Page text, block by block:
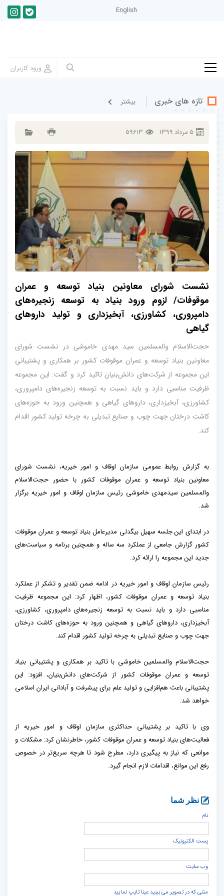
English
تازه های خبری بيشتر
5 مرداد 1399
59613
نشست شورای معاونین بنیاد توسعه و عمران
موقوفات/ لزوم ورود بنیاد به توسعه زنجیره‌های
دامپروری، کشاورزی، آبخیزداری و تولید داروهای
گیاهی
حجت‌الاسلام والمسلمین سید مهدی خاموشی در نشست شورای
معاونین بنیاد توسعه و عمران موقوفات کشور بر همکاری و پشتیبانی
این مجموعه از شرکت‌های دانش‌بنیان تاکید کرد و گفت: این مجموعه
ظرفیت مناسبی دارد و باید نسبت به توسعه زنجیره‌های دامپروری،
کشاورزی، آبخیزداری، داروهای گیاهی و همچنین ورود به حوزه‌های
کاشت درختان جهت چوب و صنایع تبدیلی به چرخه تولید کشور اقدام
کند.
به گزارش روابط عمومی سازمان اوقاف و امور خیریه، نشست شورای
معاونین بنیاد توسعه و عمران موقوفات کشور با حضور حجت‌الاسلام
والمسلمین سیدمهدی خاموشی رئیس سازمان اوقاف و امور خیریه برگزار
شد.
در ابتدای این جلسه سهیل بیگدلی مدیرعامل بنیاد توسعه و عمران موقوفات
کشور گزارش جامعی از عملکرد سه ساله و همچنین برنامه و سیاست‌های
جدید این مجموعه را ارائه کرد.
رئیس سازمان اوقاف و امور خیریه در ادامه ضمن تقدیر و تشکر از عملکرد
بنیاد توسعه و عمران موقوفات کشور، اظهار کرد: این مجموعه ظرفیت
مناسبی دارد و باید نسبت به توسعه زنجیره‌های دامپروری، کشاورزی،
آبخیزداری، داروهای گیاهی و همچنین ورود به حوزه‌های کاشت درختان
جهت چوب و صنایع تبدیلی به چرخه تولید کشور اقدام کند.
حجت‌الاسلام والمسلمین خاموشی با تاکید بر همکاری و پشتیبانی بنیاد
توسعه و عمران موقوفات کشور از شرکت‌های دانش‌بنیان، افزود: این
پشتیبانی باعث هم‌افزایی و تولید علم برای پیشرفت و آبادانی ایران اسلامی
خواهد شد.
وی با تاکید بر پشتیبانی حداکثری سازمان اوقاف و امور خیریه از
فعالیت‌های بنیاد توسعه و عمران موقوفات کشور، خاطرنشان کرد: مشکلات و
موانعی که نیاز به پیگیری دارد، مطرح شود تا هرچه سریع‌تر در خصوص
رفع این موانع، اقدامات لازم انجام گیرد.
نظر شما
نام
پست الكترونيک
وب سایت
متنی که در تصویر می بینید عینا تایپ نمایید